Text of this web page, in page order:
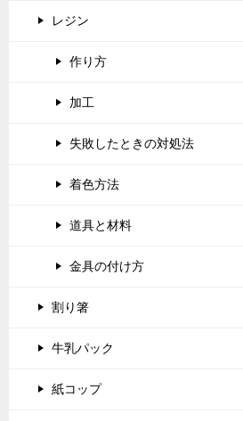
レジン
作り方
加工
失敗したときの対処法
着色方法
道具と材料
金具の付け方
割り箸
牛乳パック
紙コップ